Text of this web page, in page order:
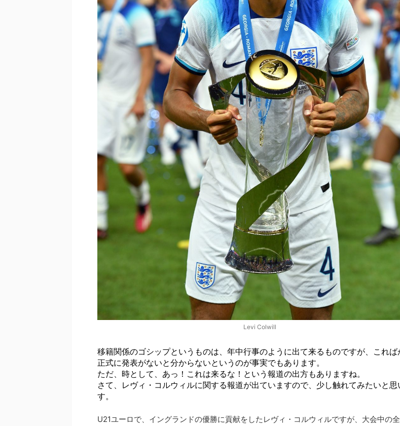
Levi Colwill
移籍関係のゴシップというものは、年中行事のように出て来るものですが、これば
正式に発表がないと分からないというのが事実でもあります。
ただ、時として、あっ！これは来るな！という報道の出方もありますね。
さて、レヴィ・コルウィルに関する報道が出ていますので、少し触れてみたいと思
す。
U21ユーロで、イングランドの優勝に貢献をしたレヴィ・コルウィルですが、大会中の